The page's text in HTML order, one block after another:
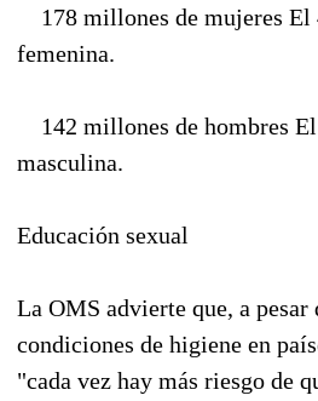
178 millones de mujeres El
femenina.
142 millones de hombres
masculina.
Educación sexual
La OMS advierte que, a pesar
condiciones de higiene en
"cada vez hay más riesgo de